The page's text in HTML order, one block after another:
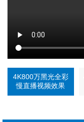
4K800万黑光全彩
慢直播视频效果